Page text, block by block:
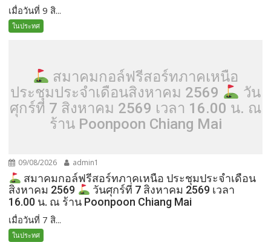
เมื่อวันที่ 9 สิ...
ในประทศ
สมาคมกอล์ฟรีสอร์ทภาคเหนือ
ประชุมประจำเดือนสิงหาคม 2569
วัน
ศุกร์ที่ 7 สิงหาคม 2569 เวลา 16.00 น. ณ
ร้าน Poonpoon Chiang Mai
09/08/2026 admin1
สมาคมกอล์ฟรีสอร์ทภาคเหนือ ประชุมประจำเดือน
สิงหาคม 2569
วันศุกร์ที่ 7 สิงหาคม 2569 เวลา
16.00 น. ณ ร้าน Poonpoon Chiang Mai
เมื่อวันที่ 7 สิ...
ในประทศ